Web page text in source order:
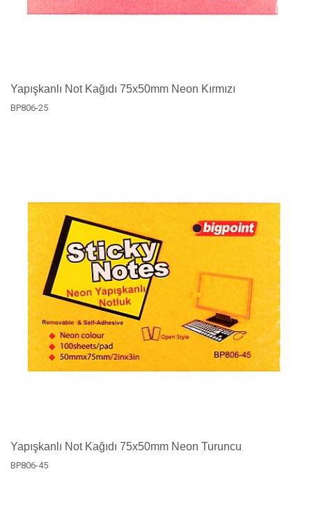
Yapışkanlı Not Kağıdı 75x50mm Neon Kırmızı
BP806-25
Yapışkanlı Not Kağıdı 75x50mm Neon Turuncu
BP806-45